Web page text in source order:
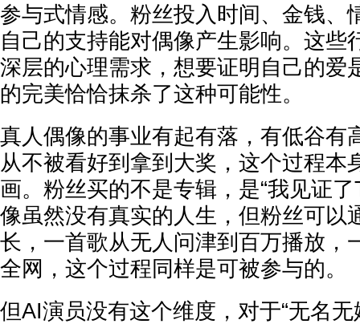
参与式情感。粉丝投入时间、金钱、
自己的支持能对偶像产生影响。这些
深层的心理需求，想要证明自己的爱
的完美恰恰抹杀了这种可能性。
真人偶像的事业有起有落，有低谷有
从不被看好到拿到大奖，这个过程本
画。粉丝买的不是专辑，是“我见证
像虽然没有真实的人生，但粉丝可以
长，一首歌从无人问津到百万播放，
全网，这个过程同样是可被参与的。
但AI演员没有这个维度，对于“无名无